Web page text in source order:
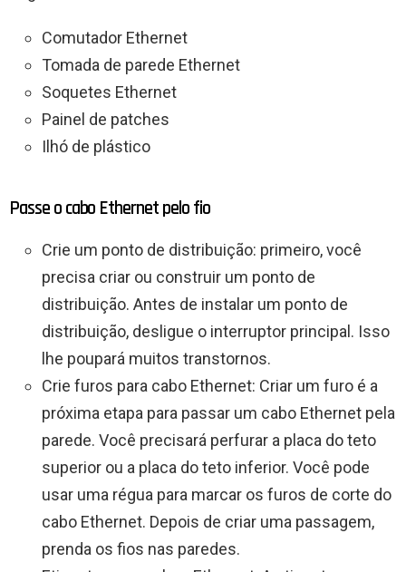
Comutador Ethernet
Tomada de parede Ethernet
Soquetes Ethernet
Painel de patches
Ilhó de plástico
Passe o cabo Ethernet pelo fio
Crie um ponto de distribuição: primeiro, você
precisa criar ou construir um ponto de
distribuição. Antes de instalar um ponto de
distribuição, desligue o interruptor principal. Isso
lhe poupará muitos transtornos.
Crie furos para cabo Ethernet: Criar um furo é a
próxima etapa para passar um cabo Ethernet pela
parede. Você precisará perfurar a placa do teto
superior ou a placa do teto inferior. Você pode
usar uma régua para marcar os furos de corte do
cabo Ethernet. Depois de criar uma passagem,
prenda os fios nas paredes.